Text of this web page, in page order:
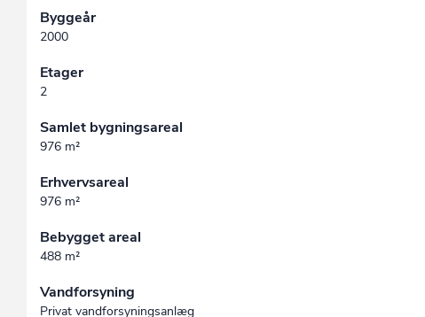
Byggeår
2000
Etager
2
Samlet bygningsareal
976 m²
Erhvervsareal
976 m²
Bebygget areal
488 m²
Vandforsyning
Privat vandforsyningsanlæg